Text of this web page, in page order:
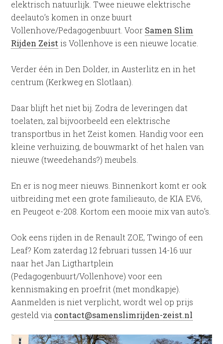
elektrisch natuurlijk. Twee nieuwe elektrische
deelauto’s komen in onze buurt
Vollenhove/Pedagogenbuurt. Voor Samen Slim
Rijden Zeist is Vollenhove is een nieuwe locatie.
Verder één in Den Dolder, in Austerlitz en in het
centrum (Kerkweg en Slotlaan).
Daar blijft het niet bij. Zodra de leveringen dat
toelaten, zal bijvoorbeeld een elektrische
transportbus in het Zeist komen. Handig voor een
kleine verhuizing, de bouwmarkt of het halen van
nieuwe (tweedehands?) meubels.
En er is nog meer nieuws. Binnenkort komt er ook
uitbreiding met een grote familieauto, de KIA EV6,
en Peugeot e-208. Kortom een mooie mix van auto’s.
Ook eens rijden in de Renault ZOE, Twingo of een
Leaf? Kom zaterdag 12 februari tussen 14-16 uur
naar het Jan Ligthartplein
(Pedagogenbuurt/Vollenhove) voor een
kennismaking en proefrit (met mondkapje).
Aanmelden is niet verplicht, wordt wel op prijs
gesteld via contact@samenslimrijden-zeist.nl